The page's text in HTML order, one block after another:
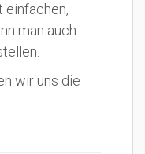
einfachen,
man auch
wir uns die